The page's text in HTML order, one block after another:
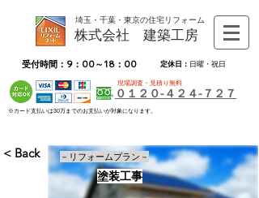
埼玉・千葉・東京の住宅リフォーム
株式会社 建築工房
受付時間：9：00～18：00 定休日： 日曜・祝日
現場調査・見積り無料
０１２０-４２４-７２７
※カード支払いは30万までのお支払いが対象になります。
< Back
塗装工事
－リフォームプラン－